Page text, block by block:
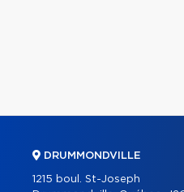
DRUMMONDVILLE
1215 boul. St-Joseph